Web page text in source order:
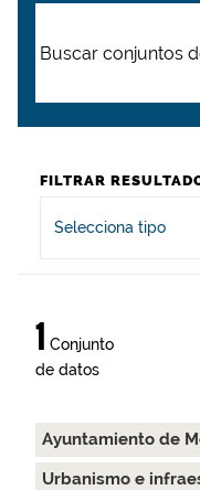
FILTRAR
Selecciona tipo
1 Conjunto
de datos
Ayuntamiento de
Urbanismo e